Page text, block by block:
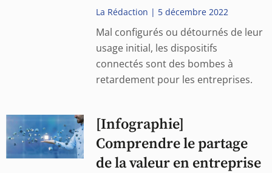
La Rédaction 5 décembre 2022
Mal configurés ou détournés de leur
usage initial, les dispositifs
connectés sont des bombes à
retardement pour les entreprises.
[Infographie]
Comprendre le partage
de la valeur en entreprise